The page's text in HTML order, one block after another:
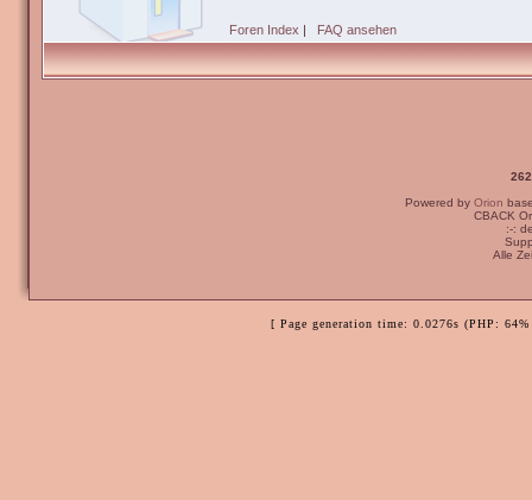
Foren Index | FAQ ansehen
Powered by Orion
CBACK
:-:
Alle
[ Page generation time: 0.0276s (PHP: